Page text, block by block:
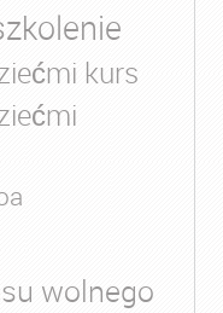
kurs
wolnego